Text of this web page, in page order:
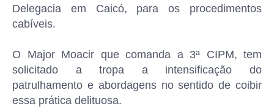
Delegacia em Caicó, para os procedimentos
cabíveis.
O Major Moacir que comanda a 3ª CIPM, tem
solicitado a tropa a intensificação do
patrulhamento e abordagens no sentido de coibir
essa prática delituosa.